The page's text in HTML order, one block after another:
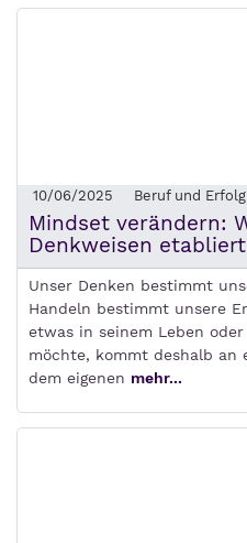
10/06/2025 Beruf und Erfolg
Mindset verändern:
Denkweisen
Unser Denken bestimmt
Handeln bestimmt unsere
etwas in seinem Leben
möchte, kommt deshalb an
dem eigenen mehr...